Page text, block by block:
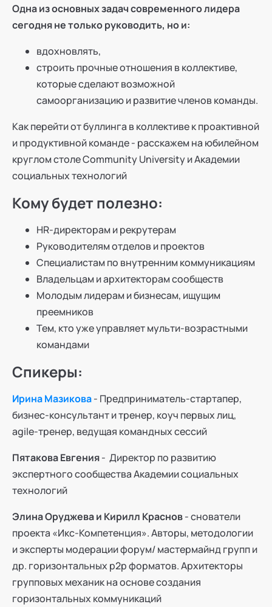
Одна из основных задач современного лидера
сегодня не только руководить, но и:
вдохновлять,
строить прочные отношения в коллективе,
которые сделают возможной
самоорганизацию и развитие членов команды.
Как перейти от буллинга в коллективе к проактивной
и продуктивной команде - расскажем на юбилейном
круглом столе Community University и Академии
социальных технологий
Кому будет полезно:
HR-директорам и рекрутерам
Руководителям отделов и проектов
Специалистам по внутренним коммуникациям
Владельцам и архитекторам сообществ
Молодым лидерам и бизнесам, ищущим
преемников
Тем, кто уже управляет мульти-возрастными
командами
Спикеры:
Ирина Мазикова- Предприниматель-стартапер,
бизнес-консультант и тренер, коуч первых лиц,
agile-тренер, ведущая командных сессий
Пятакова Евгения- Директор по развитию
экспертного сообщества Академии социальных
технологий
Элина Оруджева и Кирилл Краснов- снователи
проекта «Икс-Компетенция». Авторы, методологии
и эксперты модерации форум/ мастермайнд групп и
др. горизонтальных р2р форматов. Архитекторы
групповых механик на основе создания
горизонтальных коммуникаций